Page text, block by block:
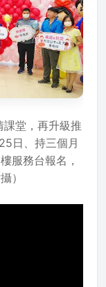
堂，再升級推
日、持三個月
服務台報名，
）